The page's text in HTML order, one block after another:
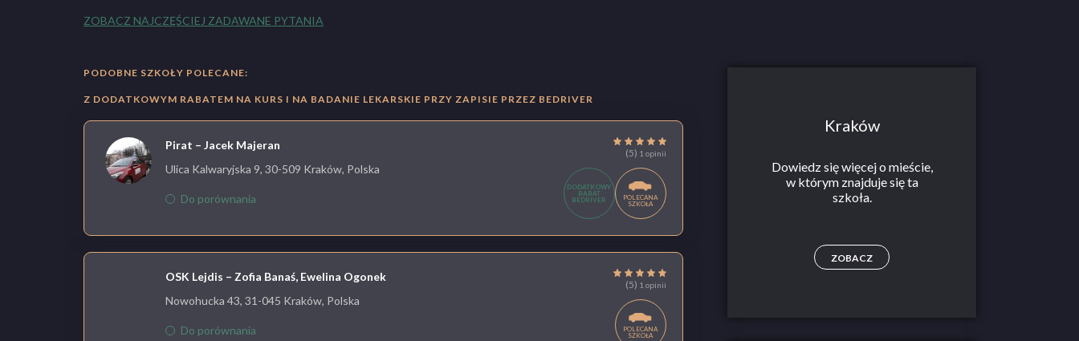
ZOBACZ NAJCZĘŚCIEJ ZADAWANE PYTANIA
PODOBNE SZKOŁY POLECANE:
Z DODATKOWYM RABATEM NA KURS I NA BADANIE LEKARSKIE PRZY ZAPISIE PRZEZ BEDRIVER
Pirat – Jacek Majeran
(5) 1 opinii
Ulica Kalwaryjska 9, 30-509 Kraków, Polska
Do porównania
DODATKOWY
RABAT
BEDRIVER
POLECANA
SZKOŁA
OSK Lejdis – Zofia Banaś, Ewelina Ogonek
(5) 1 opinii
Nowohucka 43, 31-045 Kraków, Polska
Do porównania
POLECANA
SZKOŁA
Kraków
Dowiedz się więcej o mieście,
w którym znajduje się ta
szkoła.
ZOBACZ